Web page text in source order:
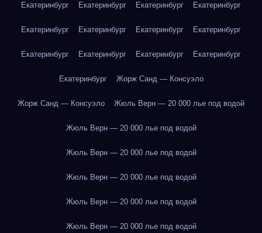
Екатеринбург Екатеринбург Екатеринбург Екатеринбург
Екатеринбург Екатеринбург Екатеринбург Екатеринбург
Екатеринбург Екатеринбург Екатеринбург Екатеринбург
Екатеринбург Жорж Санд — Консуэло
Жорж Санд — Консуэло Жюль Верн — 20 000 лье под водой
Жюль Верн — 20 000 лье под водой
Жюль Верн — 20 000 лье под водой
Жюль Верн — 20 000 лье под водой
Жюль Верн — 20 000 лье под водой
Жюль Верн — 20 000 лье под водой